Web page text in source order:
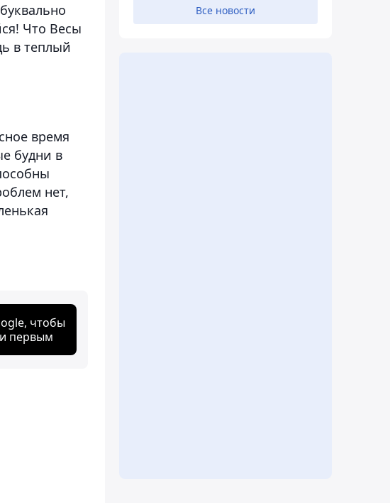
Что Весы
в теплый
время
будни в
нет,
чтобы
первым
Все новости